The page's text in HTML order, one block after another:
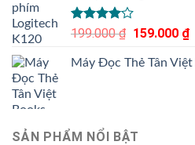
Được
4.00 5
sao
199.000₫
Giá
là:
159.000 ₫
Máy Đọc Thẻ Tân
SẢN PHẨM NỔI BẬT